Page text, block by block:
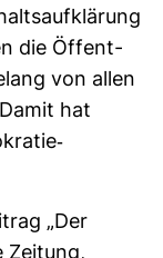
die Öffent­
von allen
hat
„Der